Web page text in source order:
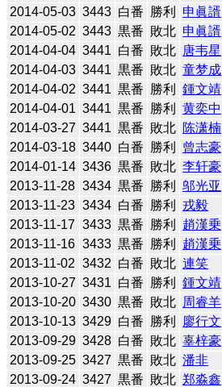
2014-05-03 3443 白番 勝利 申眞諝
2014-05-02 3443 黒番 敗北 申眞諝
2014-04-04 3441 白番 敗北 唐韦星
2014-04-03 3441 黒番 敗北 童梦成
2014-04-02 3441 黒番 勝利 鍾文靖
2014-04-01 3441 黒番 勝利 黄奕中
2014-03-27 3441 黒番 敗北 陈潇楠
2014-03-18 3440 白番 勝利 曾志豪
2014-01-14 3436 黒番 敗北 李轩豪
2013-11-28 3434 黒番 勝利 邬光亚
2013-11-23 3434 白番 勝利 戎毅
2013-11-17 3433 黒番 勝利 趙漢乗
2013-11-16 3433 黒番 勝利 趙漢乗
2013-11-02 3432 白番 敗北 連笑
2013-10-27 3431 白番 勝利 鍾文靖
2013-10-20 3430 黒番 敗北 周睿羊
2013-10-13 3429 白番 勝利 廖行文
2013-09-29 3428 白番 敗北 辜梓豪
2013-09-25 3427 黒番 敗北 潘非
2013-09-24 3427 黒番 敗北 郑淼鑫